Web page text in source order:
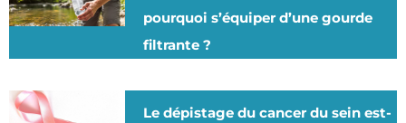
pourquoi s’équiper d’une gourde
filtrante ?
Le dépistage du cancer du sein est-